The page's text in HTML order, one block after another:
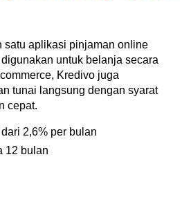
satu aplikasi pinjaman online
untuk belanja secara
Kredivo juga
tunai langsung dengan syarat
cepat.
2,6% per bulan
12 bulan